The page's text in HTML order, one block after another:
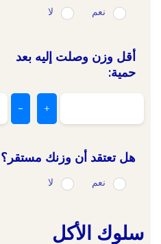
نعم لا
أقل وزن وصلت إليه بعد
حمية:
+
-
هل تعتقد أن وزنك مستقر؟
نعم لا
سلوك الأكل